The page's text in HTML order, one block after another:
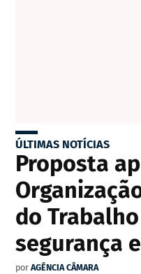
ÚLTIMAS NOTÍCIAS
Proposta
do
segurança
por AGÊNCIA CÂMARA